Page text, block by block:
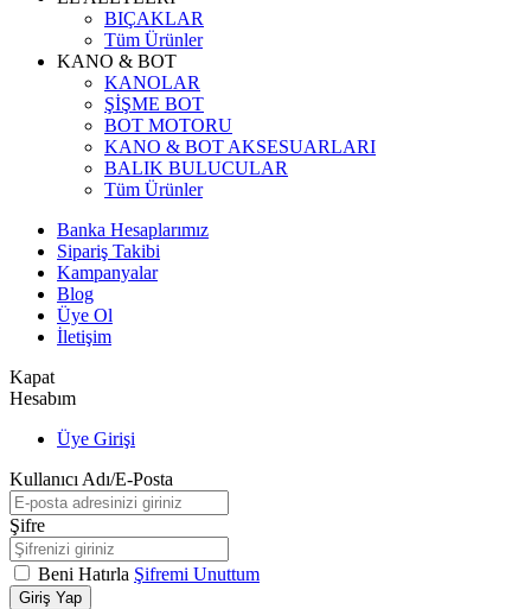
BIÇAKLAR
Tüm Ürünler
KANO & BOT
KANOLAR
ŞİŞME BOT
BOT MOTORU
KANO & BOT AKSESUARLARI
BALIK BULUCULAR
Tüm Ürünler
Banka Hesaplarımız
Sipariş Takibi
Kampanyalar
Blog
Üye Ol
İletişim
Kapat
Hesabım
Üye Girişi
Kullanıcı Adı/E-Posta
Şifre
Beni Hatırla Şifremi Unuttum
Giriş Yap